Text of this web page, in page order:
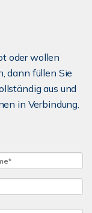
oder wollen
dann füllen Sie
aus und
in Verbindung.